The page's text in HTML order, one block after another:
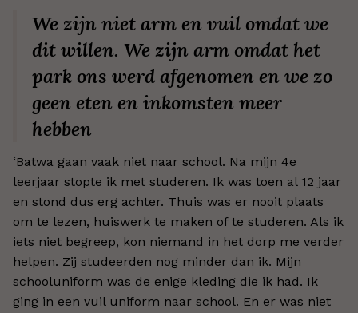
We zijn niet arm en vuil omdat we
dit willen. We zijn arm omdat het
park ons werd afgenomen en we zo
geen eten en inkomsten meer
hebben
‘Batwa gaan vaak niet naar school. Na mijn 4e
leerjaar stopte ik met studeren. Ik was toen al 12 jaar
en stond dus erg achter. Thuis was er nooit plaats
om te lezen, huiswerk te maken of te studeren. Als ik
iets niet begreep, kon niemand in het dorp me verder
helpen. Zij studeerden nog minder dan ik. Mijn
schooluniform was de enige kleding die ik had. Ik
ging in een vuil uniform naar school. En er was niet